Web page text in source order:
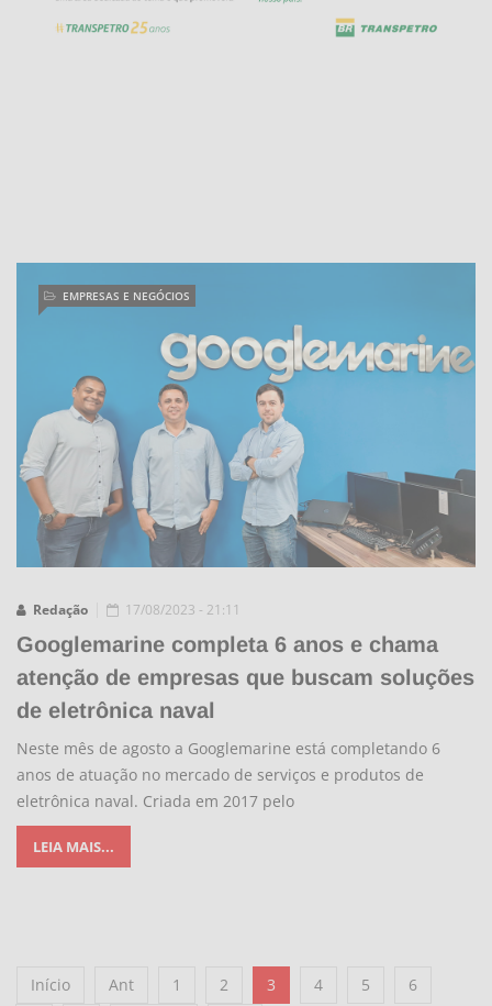
Redação
EMPRESAS E NEGÓCIOS
17/08/2023 - 21:11
Googlemarine completa 6 anos e chama
atenção de empresas que buscam soluções
de eletrônica naval
Neste mês de agosto a Googlemarine está completando 6
anos de atuação no mercado de serviços e produtos de
eletrônica naval. Criada em 2017 pelo
LEIA MAIS...
Início Ant 1 2 3 4 5
6